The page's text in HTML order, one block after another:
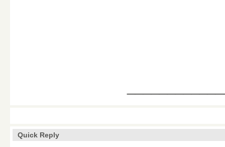
Quick Reply